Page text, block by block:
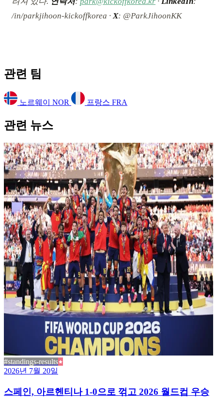
/in/parkjihoon-kickoffkorea ·X: @ParkJihoonKK
관련 팀
노르웨이 NOR 프랑스 FRA
관련 뉴스
#standings-results
2026년 7월 20일
스페인, 아르헨티나 1-0으로 꺾고 2026 월드컵 우승